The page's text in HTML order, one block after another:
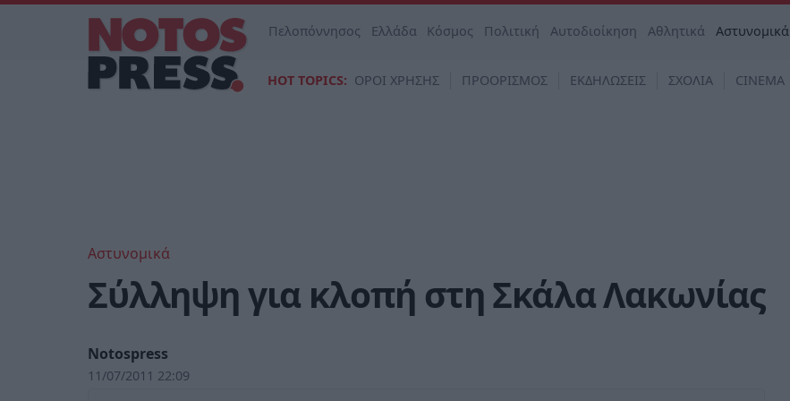
Πελοπόννησος Ελλάδα Κόσμος Πολιτική Αυτοδιοίκηση Αθλητικά Αστυνομικά
HOT TOPICS: ΟΡΟΙ ΧΡΗΣΗΣ ΠΡΟΟΡΙΣΜΟΣ ΕΚΔΗΛΩΣΕΙΣ ΣΧΟΛΙΑ CINEMA
Αστυνομικά
Σύλληψη για κλοπή στη Σκάλα Λακωνίας
Notospress
11/07/2011 22:09